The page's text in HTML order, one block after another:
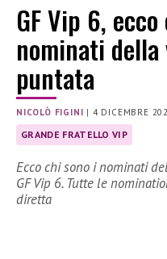
GF Vip 6,
nominati
puntata
NICOLÒ FIGINI | 4 DICEMBRE
GRANDE FRATELLO VIP
Ecco chi sono i nominati
GF Vip 6. Tutte le
diretta